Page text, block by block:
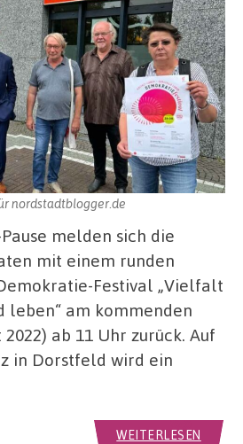
nordstadtblogger.de
melden sich die
mit einem runden
Festival „Vielfalt
leben“ am kommenden
ab 11 Uhr zurück. Auf
in Dorstfeld wird ein
WEITERLESEN